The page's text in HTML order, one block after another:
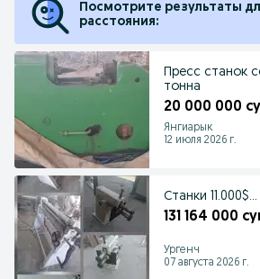
Посмотрите результаты
расстояния:
Пресс станок
тонна
20 000 000
Янгиарык
12 июля 2026 г.
Станки 11.000$...
131 164 000
Ургенч
07 августа 2026 г.